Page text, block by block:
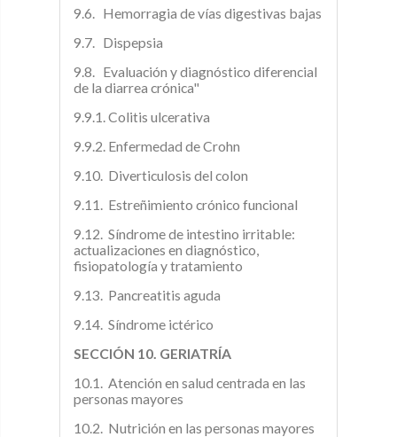
9.6. Hemorragia de vías digestivas bajas
9.7. Dispepsia
9.8. Evaluación y diagnóstico diferencial
de la diarrea crónica"
9.9.1. Colitis ulcerativa
9.9.2. Enfermedad de Crohn
9.10. Diverticulosis del colon
9.11. Estreñimiento crónico funcional
9.12. Síndrome de intestino irritable:
actualizaciones en diagnóstico,
fisiopatología y tratamiento
9.13. Pancreatitis aguda
9.14. Síndrome ictérico
SECCIÓN 10. GERIATRÍA
10.1. Atención en salud centrada en las
personas mayores
10.2. Nutrición en las personas mayores